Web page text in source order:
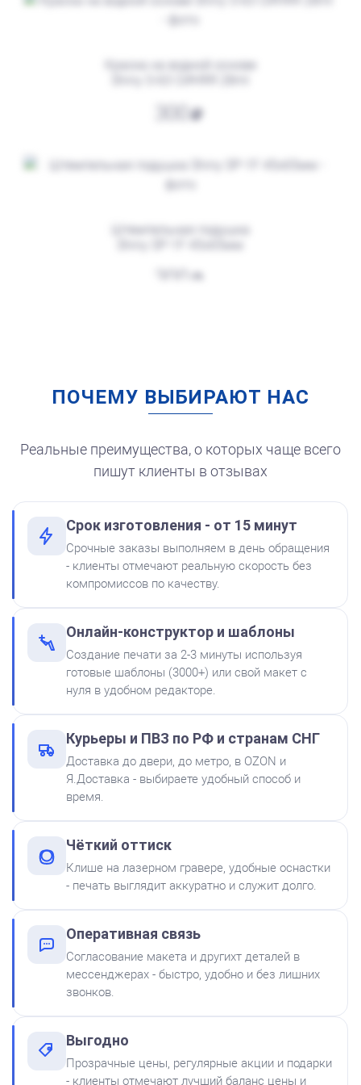
от 550
Печать ИП № Р56
Заказать
от 600
Заказать
от 550
Краска на водной основе
Штемпельная подушка
300
Штемпельная подушка
для автоматической
250
Краска на водной основе
Shiny S-62 КРАСНАЯ 28ml
300
Shiny SP-2F 88х57мм
500
Краска на водной основе
300
Краска на водной основе
Shiny S-65 ЗЕЛЕНАЯ 28ml
ПОЧЕМУ ВЫБИРАЮТ НАС
Реальные преимущества, о которых чаще всего
пишут клиенты в отзывах
Срок изготовления - от 15 минут
Срочные заказы выполняем в день обращения
- клиенты отмечают реальную скорость без
компромиссов по качеству.
Онлайн-конструктор и шаблоны
Создание печати за 2-3 минуты используя
готовые шаблоны (3000+) или свой макет с
нуля в удобном редакторе.
Курьеры и ПВЗ по РФ и странам СНГ
Доставка до двери, до метро, в OZON и
Я.Доставка - выбираете удобный способ и
время.
Чёткий оттиск
Клише на лазерном гравере, удобные оснастки
- печать выглядит аккуратно и служит долго.
Оперативная связь
Согласование макета и другихт деталей в
мессенджерах - быстро, удобно и без лишних
звонков.
Выгодно
Прозрачные цены, регулярные акции и подарки
- клиенты отмечают лучший баланс цены и